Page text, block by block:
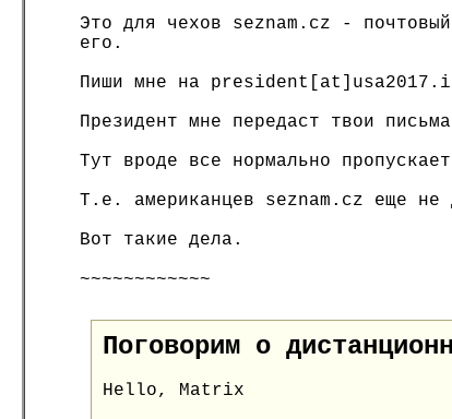
Это для чехов seznam.cz -
его.
Пиши мне на
Президент мне передаст твои
Тут вроде все нормально
Т.е. американцев seznam.cz еще
Вот такие дела.
~~~~~~~~~~~~
Поговорим о
Hello, Matrix